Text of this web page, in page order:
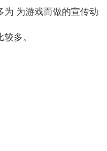
为 为游戏而做的宣传动
多。